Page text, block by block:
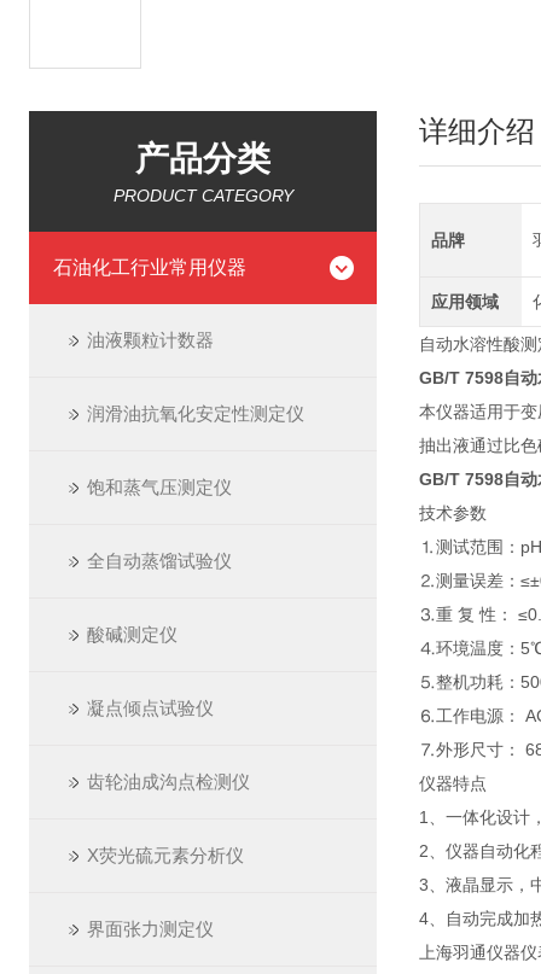
产品分类
PRODUCT CATEGORY
石油化工行业常用仪器
油液颗粒计数器
润滑油抗氧化安定性测定仪
饱和蒸气压测定仪
全自动蒸馏试验仪
酸碱测定仪
凝点倾点试验仪
齿轮油成沟点检测仪
X荧光硫元素分析仪
界面张力测定仪
详细介绍
品牌
应用领域
自动水溶性酸
GB/T 7598自
本仪器适用于
抽出液通过比
GB/T 7598自
技术参数
⒈测试范围：
⒉测量误差：
⒊重 复 性：
⒋环境温度：
⒌整机功耗：
⒍工作电源：
⒎外形尺寸：
仪器特点
1、一体化设计
2、仪器自动化
3、液晶显示，
4、自动完成加
上海羽通仪器